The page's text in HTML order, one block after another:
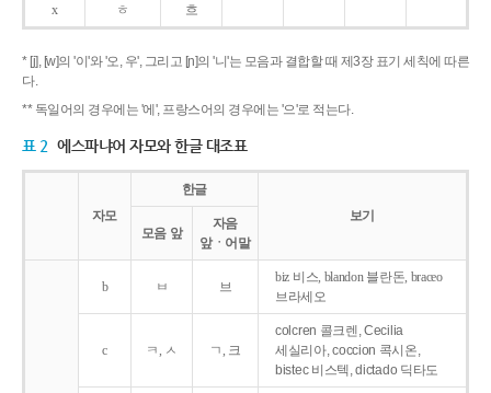
x ㅎ 흐
* [j], [w]의 '이'와 '오, 우', 그리고 [ɲ]의 '니'는 모음과 결합할 때 제3장 표기 세칙에 따른
다.
** 독일어의 경우에는 '에', 프랑스어의 경우에는 '으'로 적는다.
표 2 에스파냐어 자모와 한글 대조표
자모
한글
보기
모음 앞
자음
앞ㆍ어말
b ㅂ 브
biz 비스, blandon 블란돈, braceo
브라세오
c ㅋ, ㅅ ㄱ, 크
colcren 콜크렌, Cecilia
세실리아, coccion 콕시온,
bistec 비스텍, dictado 딕타도